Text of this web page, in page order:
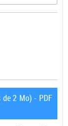
de 2 Mo) - PDF